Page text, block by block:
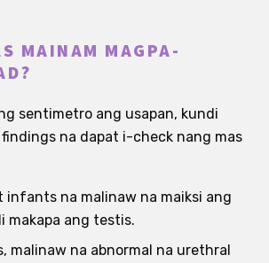
MAINAM MAGPA-
sentimetro ang usapan, kundi
findings na dapat i-check nang mas
infants na malinaw na maiksi ang
makapa ang testis.
malinaw na abnormal na urethral